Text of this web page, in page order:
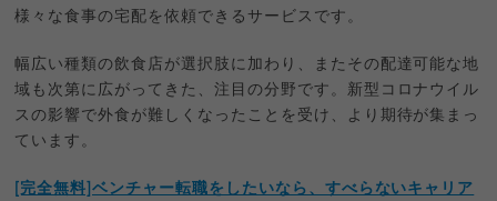
様々な食事の宅配を依頼できるサービスです。
幅広い種類の飲食店が選択肢に加わり、またその配達可能な地
域も次第に広がってきた、注目の分野です。新型コロナウイル
スの影響で外食が難しくなったことを受け、より期待が集まっ
ています。
[完全無料]ベンチャー転職をしたいなら、すべらないキャリア